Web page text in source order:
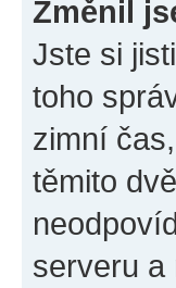
Změnil
Jste si
toho
zimní
těmito
serveru a